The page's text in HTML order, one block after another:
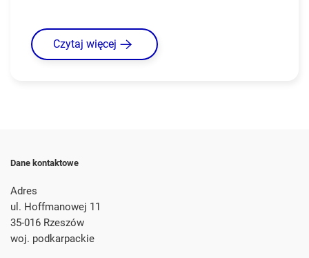
Czytaj więcej
Dane kontaktowe
Adres
ul. Hoffmanowej 11
35-016 Rzeszów
woj. podkarpackie